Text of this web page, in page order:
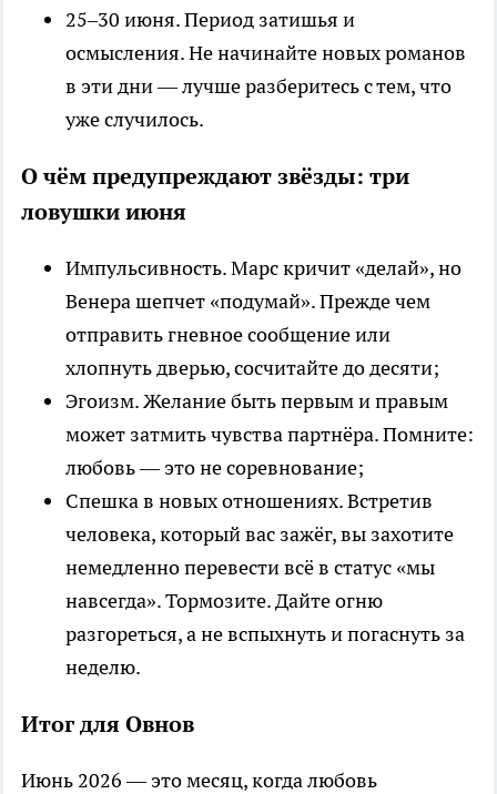
25–30 июня. Период затишья и
осмысления. Не начинайте новых романов
в эти дни — лучше разберитесь с тем, что
уже случилось.
О чём предупреждают звёзды: три
ловушки июня
Импульсивность. Марс кричит «делай», но
Венера шепчет «подумай». Прежде чем
отправить гневное сообщение или
хлопнуть дверью, сосчитайте до десяти;
Эгоизм. Желание быть первым и правым
может затмить чувства партнёра. Помните:
любовь — это не соревнование;
Спешка в новых отношениях. Встретив
человека, который вас зажёг, вы захотите
немедленно перевести всё в статус «мы
навсегда». Тормозите. Дайте огню
разгореться, а не вспыхнуть и погаснуть за
неделю.
Итог для Овнов
Июнь 2026 — это месяц, когда любовь